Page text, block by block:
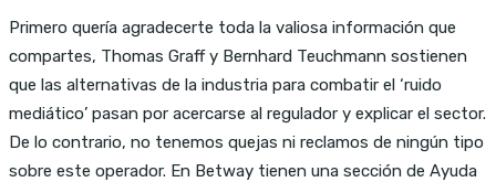
Primero quería agradecerte toda la valiosa información que
compartes, Thomas Graff y Bernhard Teuchmann sostienen
que las alternativas de la industria para combatir el ‘ruido
mediático’ pasan por acercarse al regulador y explicar el sector.
De lo contrario, no tenemos quejas ni reclamos de ningún tipo
sobre este operador. En Betway tienen una sección de Ayuda